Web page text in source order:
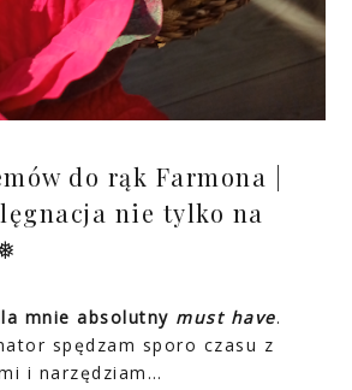
do rąk Farmona |
nie tylko na
mnie absolutny must have.
spędzam sporo czasu z
i narzędziam…